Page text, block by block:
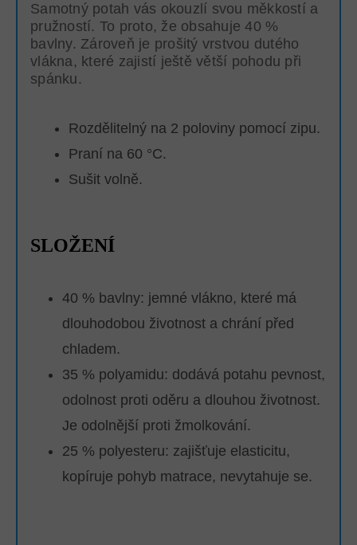
Samotný potah vás okouzlí svou měkkostí a
pružností. To proto, že obsahuje 40 %
bavlny. Zároveň je prošitý vrstvou dutého
vlákna, které zajistí ještě větší pohodu při
spánku.
Rozdělitelný na 2 poloviny pomocí zipu.
Praní na 60 °C.
Sušit volně.
SLOŽENÍ
40 % bavlny: jemné vlákno, které má
dlouhodobou životnost a chrání před
chladem.
35 % polyamidu: dodává potahu pevnost,
odolnost proti oděru a dlouhou životnost.
Je odolnější proti žmolkování.
25 % polyesteru: zajišťuje elasticitu,
kopíruje pohyb matrace, nevytahuje se.